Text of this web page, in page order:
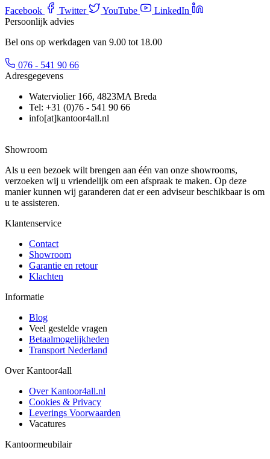
Facebook Twitter YouTube
LinkedIn
Persoonlijk advies
Bel ons op werkdagen van 9.00 tot 18.00
076 - 541 90 66
Adresgegevens
Waterviolier 166, 4823MA Breda
Tel: +31 (0)76 - 541 90 66
info[at]kantoor4all.nl
Showroom
Als u een bezoek wilt brengen aan één van onze showrooms,
verzoeken wij u vriendelijk om een afspraak te maken. Op deze
manier kunnen wij garanderen dat er een adviseur beschikbaar is om
u te assisteren.
Klantenservice
Contact
Showroom
Garantie en retour
Klachten
Informatie
Blog
Veel gestelde vragen
Betaalmogelijkheden
Transport Nederland
Over Kantoor4all
Over Kantoor4all.nl
Cookies & Privacy
Leverings Voorwaarden
Vacatures
Kantoormeubilair